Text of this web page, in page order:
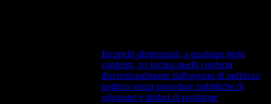
Incarichi dirigenziali, a qualsiasi titolo
conferiti, ivi inclusi quelli conferiti
discrezionalmente dall'organo di indirizzo
politico senza procedure pubbliche di
selezione e titolari di posizione